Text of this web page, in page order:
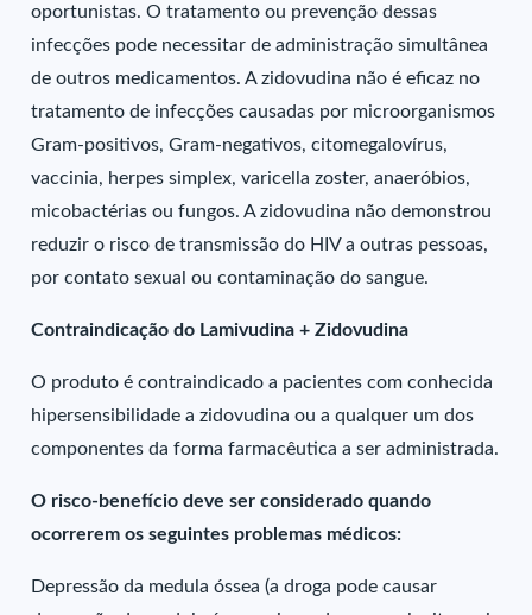
oportunistas. O tratamento ou prevenção dessas
infecções pode necessitar de administração simultânea
de outros medicamentos. A zidovudina não é eficaz no
tratamento de infecções causadas por microorganismos
Gram-positivos, Gram-negativos, citomegalovírus,
vaccinia, herpes simplex, varicella zoster, anaeróbios,
micobactérias ou fungos. A zidovudina não demonstrou
reduzir o risco de transmissão do HIV a outras pessoas,
por contato sexual ou contaminação do sangue.
Contraindicação do Lamivudina + Zidovudina
O produto é contraindicado a pacientes com conhecida
hipersensibilidade a zidovudina ou a qualquer um dos
componentes da forma farmacêutica a ser administrada.
O risco-benefício deve ser considerado quando
ocorrerem os seguintes problemas médicos:
Depressão da medula óssea (a droga pode causar